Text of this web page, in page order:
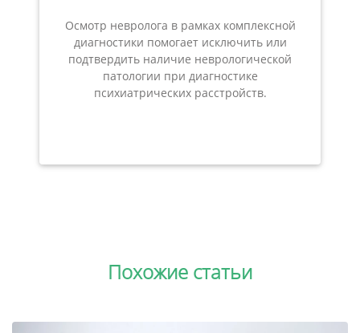
Осмотр невролога в рамках комплексной
диагностики помогает исключить или
подтвердить наличие неврологической
патологии при диагностике
психиатрических расстройств.
Похожие статьи